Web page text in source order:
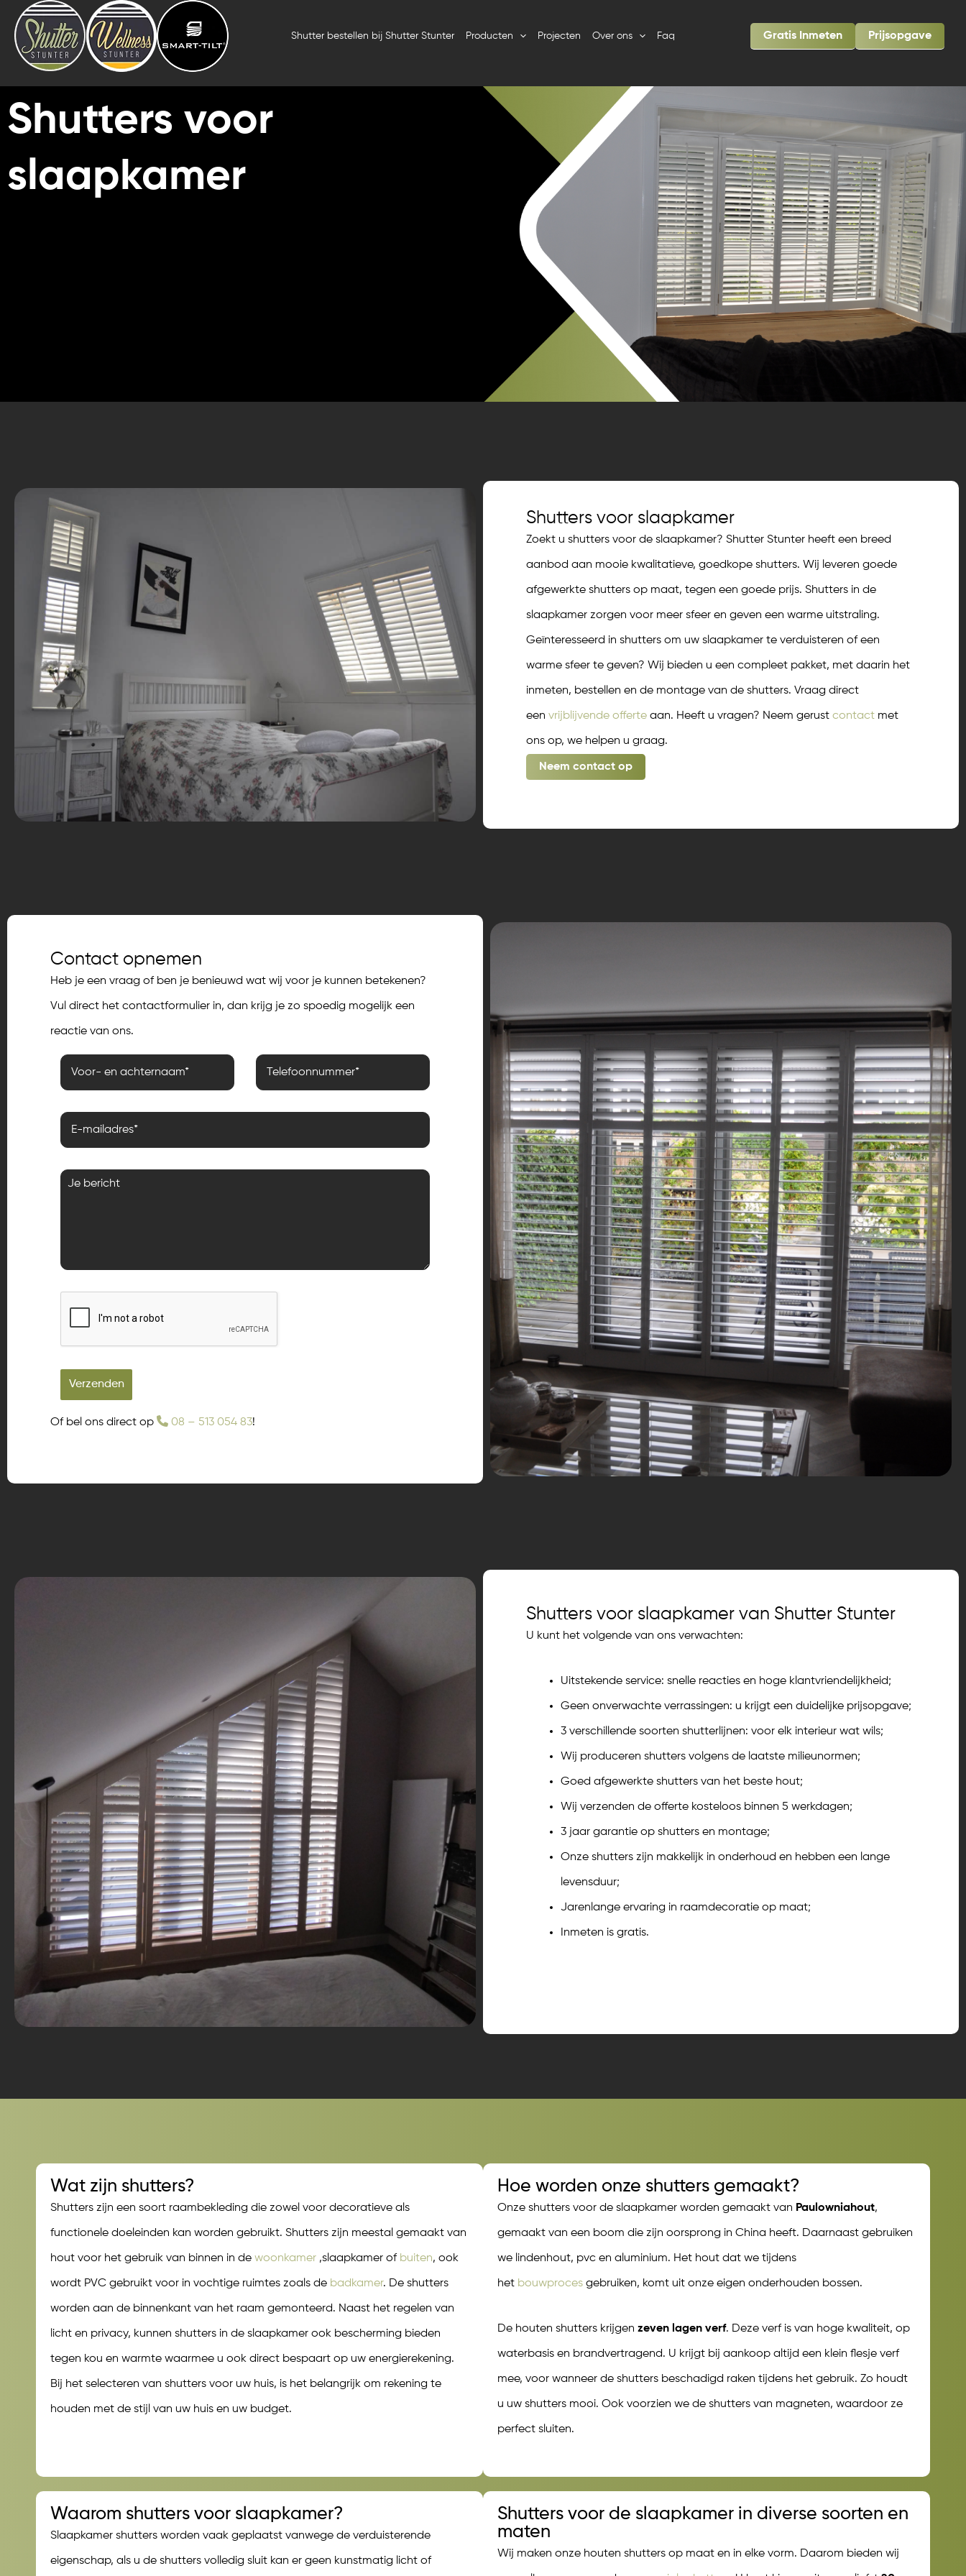
Skip
content
Shutter bestellen bij Shutter Stunter Producten Projecten Over ons Faq Gratis Inmeten Prijsopgave
Shutters voor
slaapkamer
Shutters voor slaapkamer
Zoekt u shutters voor de slaapkamer? Shutter Stunter heeft een breed
aanbod aan mooie kwalitatieve, goedkope shutters. Wij leveren goede
afgewerkte shutters op maat, tegen een goede prijs. Shutters in de
slaapkamer zorgen voor meer sfeer en geven een warme uitstraling.
Geïnteresseerd in shutters om uw slaapkamer te verduisteren of een
warme sfeer te geven? Wij bieden u een compleet pakket, met daarin het
inmeten, bestellen en de montage van de shutters. Vraag direct
een vrijblijvende offerte aan. Heeft u vragen? Neem gerust contact met
ons op, we helpen u graag.
Neem contact op
Contact opnemen
Heb je een vraag of ben je benieuwd wat wij voor je kunnen betekenen?
Vul direct het contactformulier in, dan krijg je zo spoedig mogelijk een
reactie van ons.
Verzenden
Of bel ons direct op 08 – 513 054 83!
Shutters voor slaapkamer van Shutter Stunter
U kunt het volgende van ons verwachten:
Uitstekende service: snelle reacties en hoge klantvriendelijkheid;
Geen onverwachte verrassingen: u krijgt een duidelijke prijsopgave;
3 verschillende soorten shutterlijnen: voor elk interieur wat wils;
Wij produceren shutters volgens de laatste milieunormen;
Goed afgewerkte shutters van het beste hout;
Wij verzenden de offerte kosteloos binnen 5 werkdagen;
3 jaar garantie op shutters en montage;
Onze shutters zijn makkelijk in onderhoud en hebben een lange
levensduur;
Jarenlange ervaring in raamdecoratie op maat;
Inmeten is gratis.
Wat zijn shutters?
Shutters zijn een soort raambekleding die zowel voor decoratieve als
functionele doeleinden kan worden gebruikt. Shutters zijn meestal gemaakt van
hout voor het gebruik van binnen in de woonkamer ,slaapkamer of buiten, ook
wordt PVC gebruikt voor in vochtige ruimtes zoals de badkamer. De shutters
worden aan de binnenkant van het raam gemonteerd. Naast het regelen van
licht en privacy, kunnen shutters in de slaapkamer ook bescherming bieden
tegen kou en warmte waarmee u ook direct bespaart op uw energierekening.
Bij het selecteren van shutters voor uw huis, is het belangrijk om rekening te
houden met de stijl van uw huis en uw budget.
Hoe worden onze shutters gemaakt?
Onze shutters voor de slaapkamer worden gemaakt van Paulowniahout,
gemaakt van een boom die zijn oorsprong in China heeft. Daarnaast gebruiken
we lindenhout, pvc en aluminium. Het hout dat we tijdens
het bouwproces gebruiken, komt uit onze eigen onderhouden bossen.
De houten shutters krijgen zeven lagen verf. Deze verf is van hoge kwaliteit, op
waterbasis en brandvertragend. U krijgt bij aankoop altijd een klein flesje verf
mee, voor wanneer de shutters beschadigd raken tijdens het gebruik. Zo houdt
u uw shutters mooi. Ook voorzien we de shutters van magneten, waardoor ze
perfect sluiten.
Waarom shutters voor slaapkamer?
Slaapkamer shutters worden vaak geplaatst vanwege de verduisterende
eigenschap, als u de shutters volledig sluit kan er geen kunstmatig licht of
Shutters voor de slaapkamer in diverse soorten en
maten
Wij maken onze houten shutters op maat en in elke vorm. Daarom bieden wij